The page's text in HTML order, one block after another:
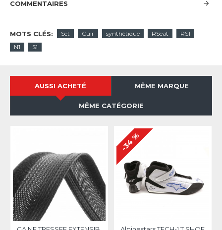
COMMENTAIRES
MOTS CLÉS: Set Cuir synthétique RSeat
RS1
N1
S1
AUSSI ACHETÉ MÊME MARQUE
MÊME CATÉGORIE
-34 %